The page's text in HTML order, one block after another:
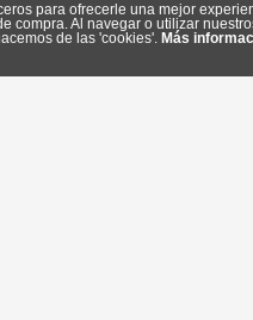
227,10 €
para ofrecerle una mejor
compra. Al navegar o utilizar
de las 'cookies'. Más